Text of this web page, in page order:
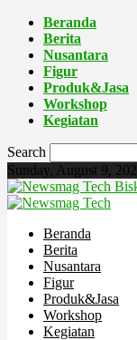
Beranda
Berita
Nusantara
Figur
Produk&Jasa
Workshop
Kegiatan
Search
Sunday, August 9,
Beranda
Berita
Nusantara
Figur
Produk&Jasa
Workshop
Kegiatan